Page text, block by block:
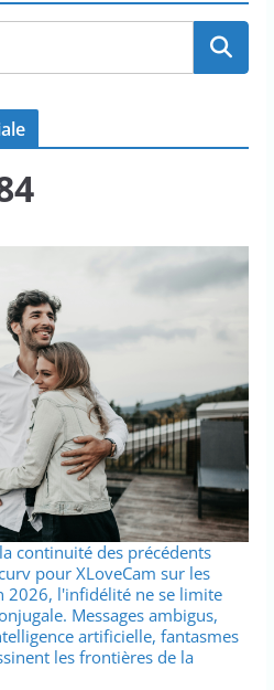
continuité des précédents
pour XLoveCam sur les
2026, l'infidélité ne se limite
Messages ambigus,
artificielle, fantasmes
les frontières de la